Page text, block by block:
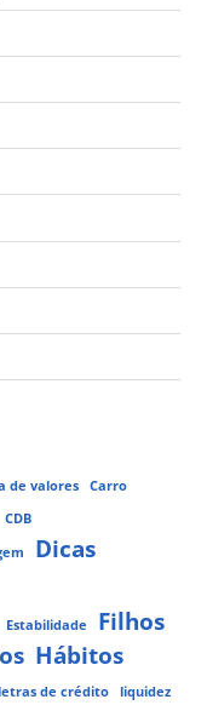
de valores
Carro
CDB
Dicas
Estabilidade Filhos
Hábitos
de crédito
liquidez